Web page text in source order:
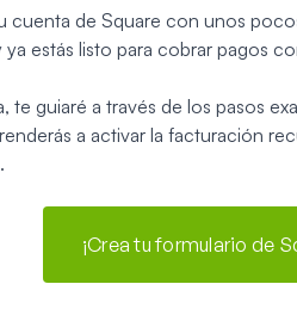
cuenta de Square con unos
ya estás listo para cobrar pagos
te guiaré a través de los pasos
a activar la facturación
¡Crea tu formulario de